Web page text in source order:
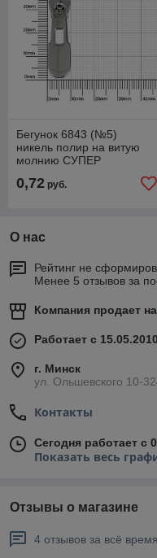
Бегунок 6843 (№5)
никель полир на витую
молнию СУПЕР
0,72 руб.
О нас
Рейтинг не
Менее 5 отзывов за
Компания продает на
Работает с 15.05.2010
г. Минск
ул. Ольшевского 10-
Контакты
Сегодня работает с
Показать весь
Отзывы о магазине
4 отзывов за всё время